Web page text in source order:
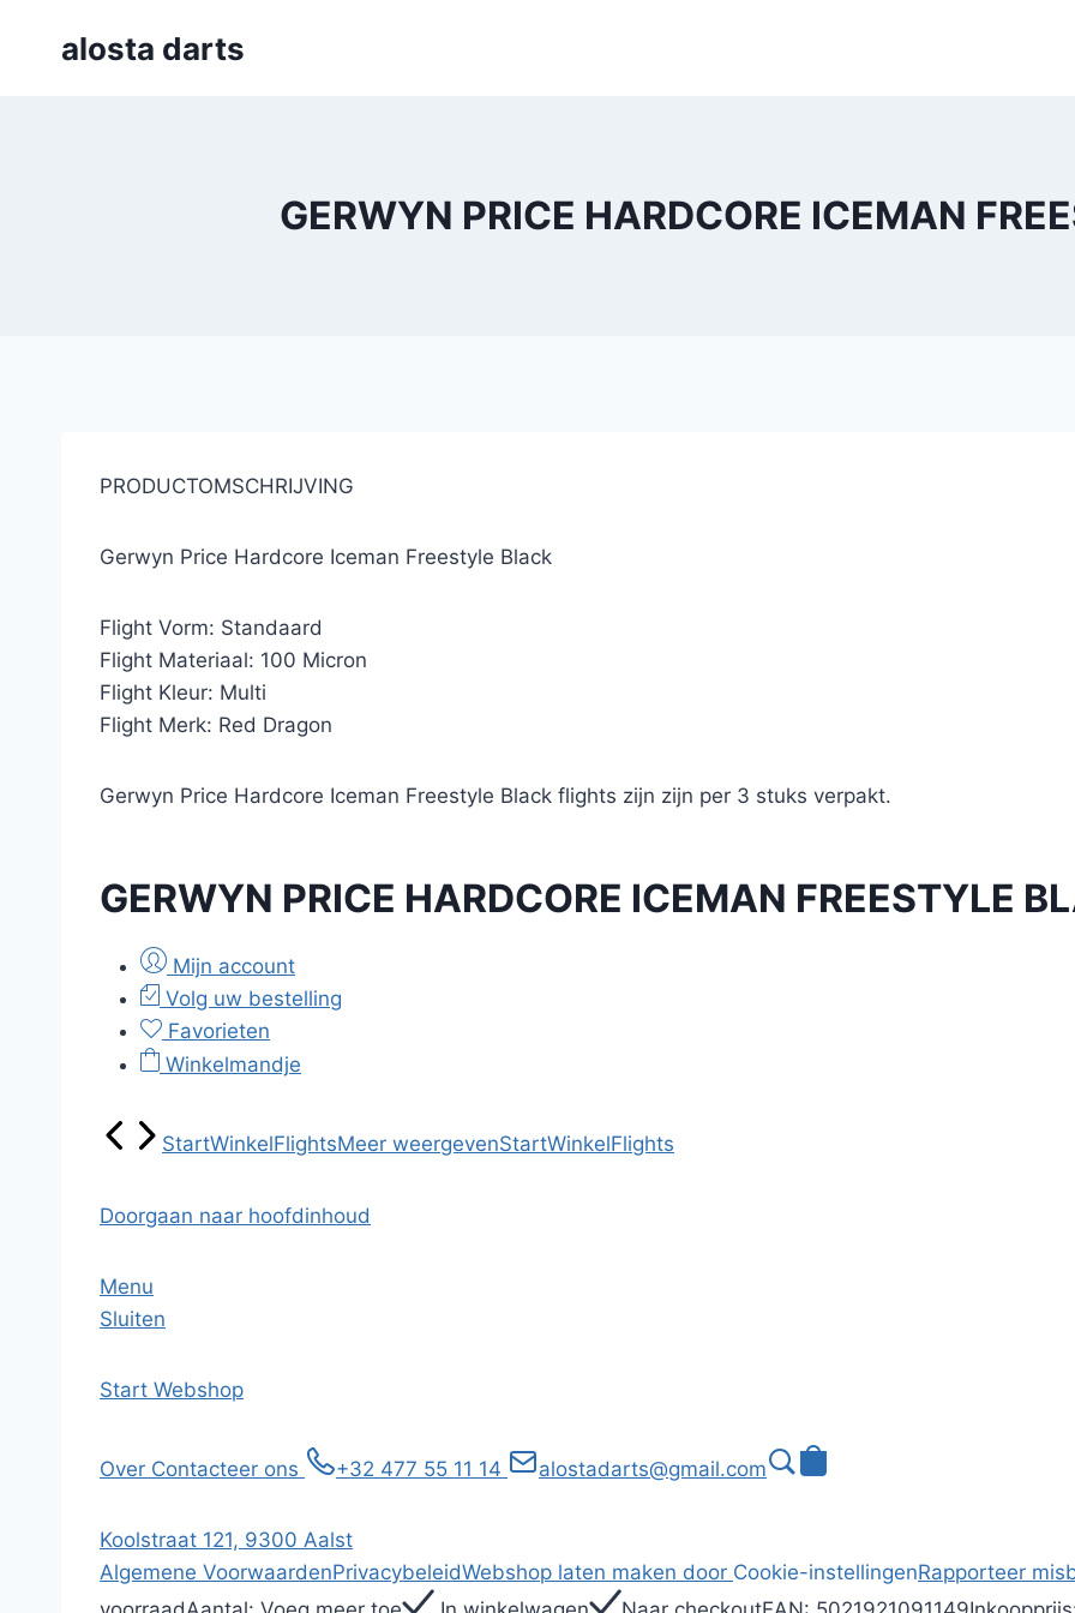
alosta darts
GERWYN PRICE HARDCORE ICEMAN
PRODUCTOMSCHRIJVING
Gerwyn Price Hardcore Iceman Freestyle Black
Flight Vorm: Standaard
Flight Materiaal: 100 Micron
Flight Kleur: Multi
Flight Merk: Red Dragon
Gerwyn Price Hardcore Iceman Freestyle Black flights zijn zijn per 3 stuks verpakt.
GERWYN PRICE HARDCORE ICEMAN FREESTYLE
Mijn account
Volg uw bestelling
Favorieten
Winkelmandje
StartWinkelFlightsMeer weergevenStartWinkelFlights
Doorgaan naar hoofdinhoud
Menu
Sluiten
Start Webshop
Over Contacteer ons +32 477 55 11 14 alostadarts@gmail.com
Koolstraat 121, 9300 Aalst
Algemene VoorwaardenPrivacybeleidWebshop laten maken door Cookie-instellingenRapporteer